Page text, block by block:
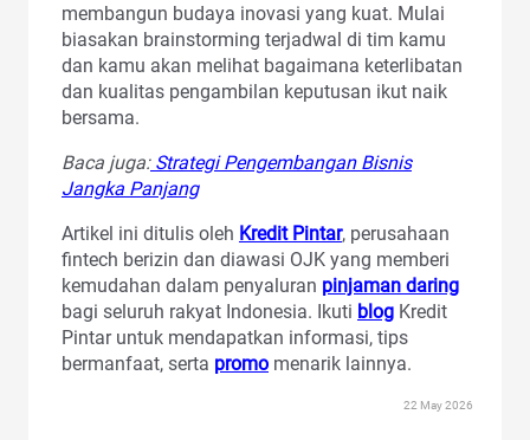
membangun budaya inovasi yang kuat. Mulai
biasakan brainstorming terjadwal di tim kamu
dan kamu akan melihat bagaimana keterlibatan
dan kualitas pengambilan keputusan ikut naik
bersama.
Baca juga: Strategi Pengembangan Bisnis
Jangka Panjang
Artikel ini ditulis oleh Kredit Pintar, perusahaan
fintech berizin dan diawasi OJK yang memberi
kemudahan dalam penyaluran pinjaman daring
bagi seluruh rakyat Indonesia. Ikuti blog Kredit
Pintar untuk mendapatkan informasi, tips
bermanfaat, serta promo menarik lainnya.
22 May 2026